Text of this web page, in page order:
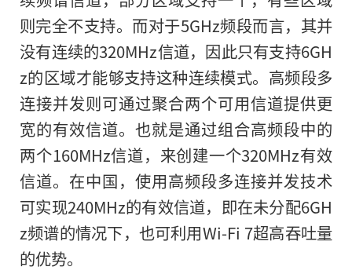
则完全不支持。而对于5GHz频段而言，其并
没有连续的320MHz信道，因此只有支持6GH
z的区域才能够支持这种连续模式。高频段多
连接并发则可通过聚合两个可用信道提供更
宽的有效信道。也就是通过组合高频段中的
两个160MHz信道，来创建一个320MHz有效
信道。在中国，使用高频段多连接并发技术
可实现240MHz的有效信道，即在未分配6GH
z频谱的情况下，也可利用Wi-Fi 7超高吞吐量
的优势。